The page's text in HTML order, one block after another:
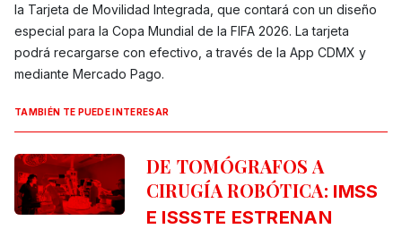
la Tarjeta de Movilidad Integrada, que contará con un diseño
especial para la Copa Mundial de la FIFA 2026. La tarjeta
podrá recargarse con efectivo, a través de la App CDMX y
mediante Mercado Pago.
TAMBIÉN TE PUEDE INTERESAR
DE TOMÓGRAFOS A
CIRUGÍA ROBÓTICA: IMSS
E ISSSTE ESTRENAN